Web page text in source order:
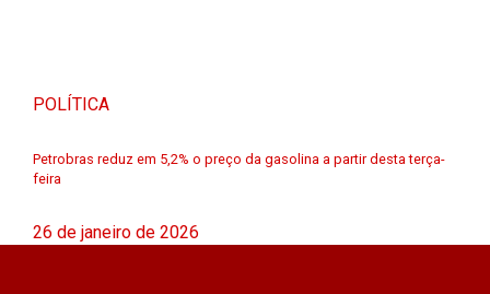
POLÍTICA
Petrobras reduz em 5,2% o preço da gasolina a partir desta terça-
feira
26 de janeiro de 2026